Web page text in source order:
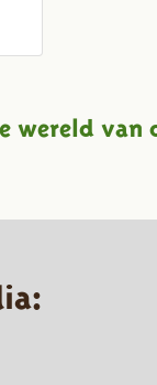
wereld van